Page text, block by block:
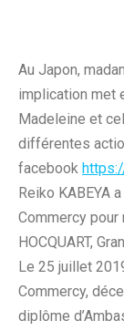
Au Japon,
implication met
Madeleine et
différentes
facebook
Reiko KABEYA
Commercy
HOCQUART,
Le 25 juillet
Commercy,
diplôme